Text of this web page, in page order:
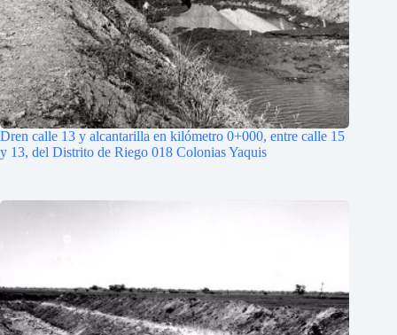
Dren calle 13 y alcantarilla en kilómetro 0+000, entre calle 15
y 13, del Distrito de Riego 018 Colonias Yaquis